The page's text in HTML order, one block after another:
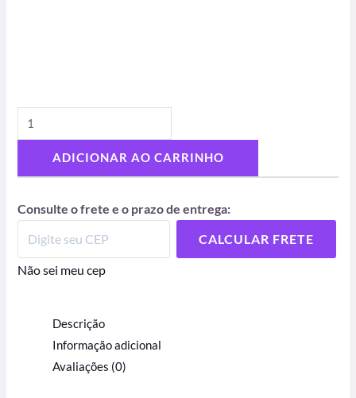
ADICIONAR AO CARRINHO
Consulte o frete e o prazo de entrega:
CALCULAR FRETE
Não sei meu cep
Descrição
Informação adicional
Avaliações (0)